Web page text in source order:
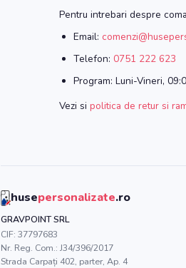
Pentru intrebari despre
Email:
Telefon: 0751 222 623
Program: Luni-Vineri,
Vezi si politica de retur si
husepersonalizate.ro
GRAVPOINT SRL
CIF: 37797683
Nr. Reg. Com.: J34/396/2017
Strada Carpați 402, parter, Ap. 4